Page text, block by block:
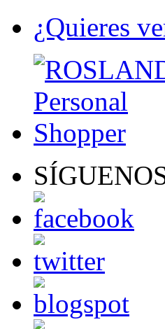
¿Quieres